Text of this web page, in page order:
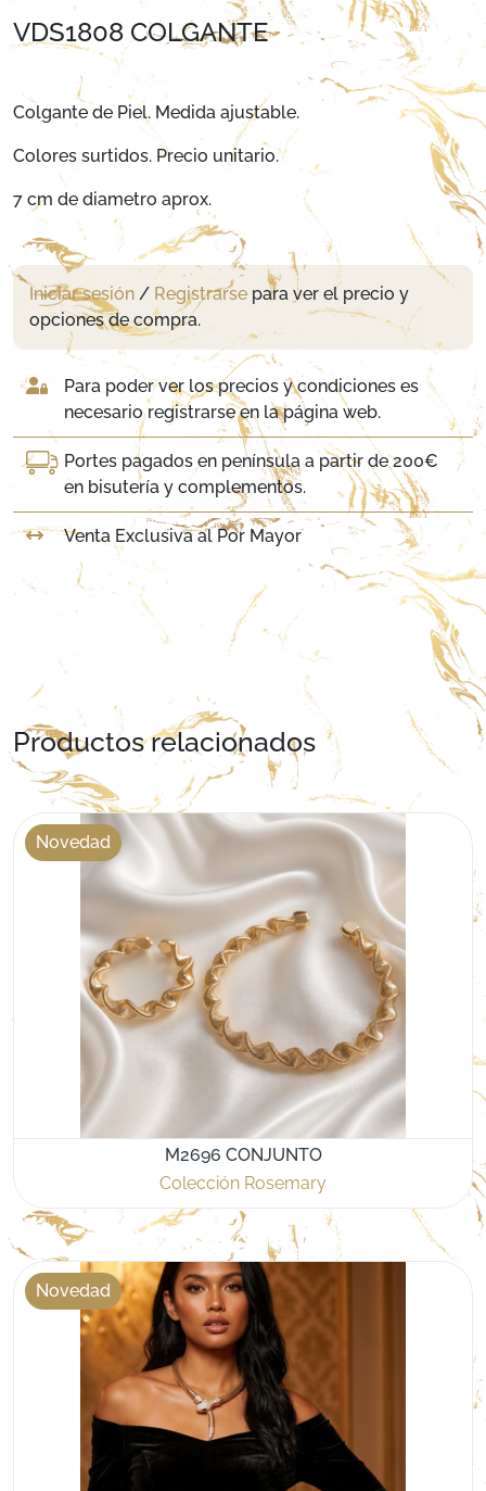
VDS1808 COLGANTE
Colgante de Piel. Medida ajustable.
Colores surtidos. Precio unitario.
7 cm de diametro aprox.
Iniciar sesión / Registrarse para ver el precio y
opciones de compra.
Para poder ver los precios y condiciones es
necesario registrarse en la página web.
Portes pagados en península a partir de 200€
en bisutería y complementos.
Venta Exclusiva al Por Mayor
Productos relacionados
Novedad
M2696 CONJUNTO
Colección Rosemary
Novedad